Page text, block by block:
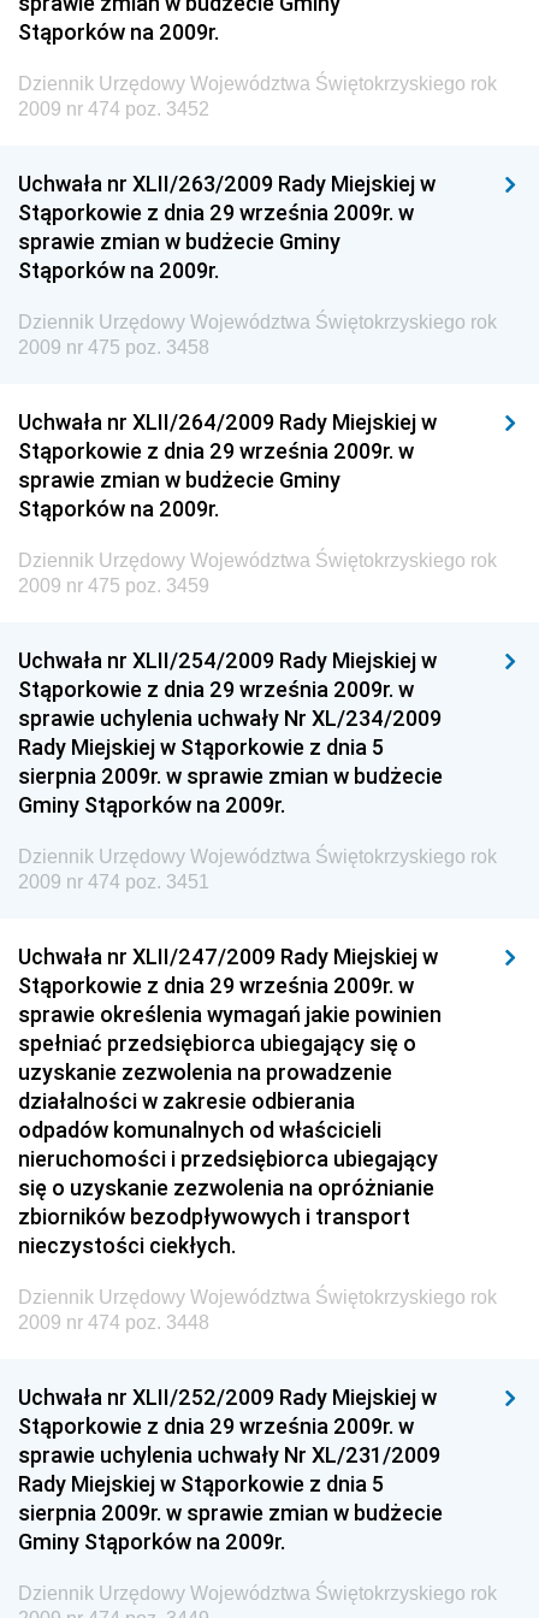
Dziennik Urzędowy Ministra Infrastruktury i Rozwoju
Dziennik Urzędowy Głównego Inspektoratu Ochrony
Środowiska
Dziennik Urzędowy Generalnej Dyrekcji Ochrony
Dziennik Urzędowy Ministerstwa Administracji,
Gospodarki Terenowej i Ochrony Środowiska
Dziennik Urzędowy Ministerstwa Administracji i
Gospodarki Przestrzennej
Dziennik Urzędowy Unii Europejskiej, L
Dziennik Urzędowy Ministerstwa Przemysłu
Chemicznego i Lekkiego
Dziennik Urzędowy Ministerstwa Rolnictwa i
Gospodarki Żywnościowej
Dziennik Urzędowy Ministra Rodziny, Pracy i Polityki
Społecznej
Dziennik Urzędowy Ministra Rozwoju
Dziennik Urzędowy Ministra Infrastruktury i
Budownictwa
Dziennik Urzędowy Ministra Gospodarki Morskiej i
Żeglugi Śródlądowej
Dziennik Urzędowy Ministra Energii
Dziennik Urzędowy Ministra Finansów
Dziennik Urzędowy Ministra Rozwoju i Finansów
Dziennik Urzędowy Wyższego Urzędu Górniczego
Dziennik Urzędowy Prezesa Urzędu Transportu
Kolejowego
Dziennik Urzędowy Ministra Przedsiębiorczości i
Technologii
Dziennik Urzędowy Ministra Inwestycji i Rozwoju
Dziennik Urzędowy Naczelnego Dyrektora Archiwów
Państwowych
Dziennik Urzędowy Ministra Finansów, Inwestycji i
Rozwoju
Dziennik Urzędowy Ministra Sportu
Dziennik Urzędowy Ministra Funduszy i Polityki
Regionalnej
Dziennik Urzędowy Ministra Aktywów Państwowych
Dziennik Urzędowy Ministra Zdrowia
Dziennik Urzędowy Ministra Środowiska i Głównego
Stąporków na 2009r.
Dziennik Urzędowy Województwa Świętokrzyskiego rok
2009 nr 474 poz. 3452
Uchwała nr XLII/263/2009 Rady Miejskiej w
Stąporkowie z dnia 29 września 2009r. w
sprawie zmian w budżecie Gminy
Stąporków na 2009r.
Dziennik Urzędowy Województwa Świętokrzyskiego rok
2009 nr 475 poz. 3458
Uchwała nr XLII/264/2009 Rady Miejskiej w
Stąporkowie z dnia 29 września 2009r. w
sprawie zmian w budżecie Gminy
Stąporków na 2009r.
Dziennik Urzędowy Województwa Świętokrzyskiego rok
2009 nr 475 poz. 3459
Uchwała nr XLII/254/2009 Rady Miejskiej w
Stąporkowie z dnia 29 września 2009r. w
sprawie uchylenia uchwały Nr XL/234/2009
Rady Miejskiej w Stąporkowie z dnia 5
sierpnia 2009r. w sprawie zmian w budżecie
Gminy Stąporków na 2009r.
Dziennik Urzędowy Województwa Świętokrzyskiego rok
2009 nr 474 poz. 3451
Uchwała nr XLII/247/2009 Rady Miejskiej w
Stąporkowie z dnia 29 września 2009r. w
sprawie określenia wymagań jakie powinien
spełniać przedsiębiorca ubiegający się o
uzyskanie zezwolenia na prowadzenie
działalności w zakresie odbierania
odpadów komunalnych od właścicieli
nieruchomości i przedsiębiorca ubiegający
się o uzyskanie zezwolenia na opróżnianie
zbiorników bezodpływowych i transport
nieczystości ciekłych.
Dziennik Urzędowy Województwa Świętokrzyskiego rok
2009 nr 474 poz. 3448
Uchwała nr XLII/252/2009 Rady Miejskiej w
Stąporkowie z dnia 29 września 2009r. w
sprawie uchylenia uchwały Nr XL/231/2009
Rady Miejskiej w Stąporkowie z dnia 5
sierpnia 2009r. w sprawie zmian w budżecie
Gminy Stąporków na 2009r.
Dziennik Urzędowy Województwa Świętokrzyskiego rok